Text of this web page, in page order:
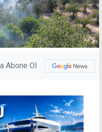
Abone Ol